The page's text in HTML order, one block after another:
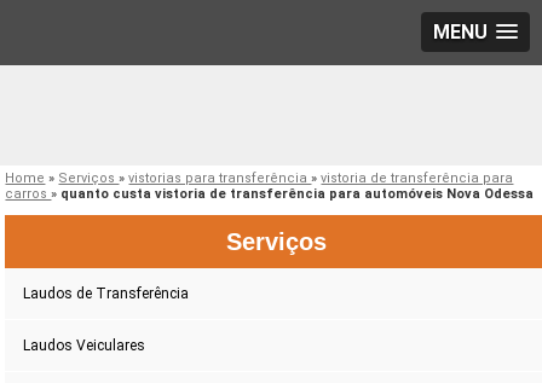
MENU
Home » Serviços»vistorias para transferência»vistoria de transferência para
carros» quanto custa vistoria de transferência para automóveis Nova Odessa
Serviços
Laudos de Transferência
Laudos Veiculares